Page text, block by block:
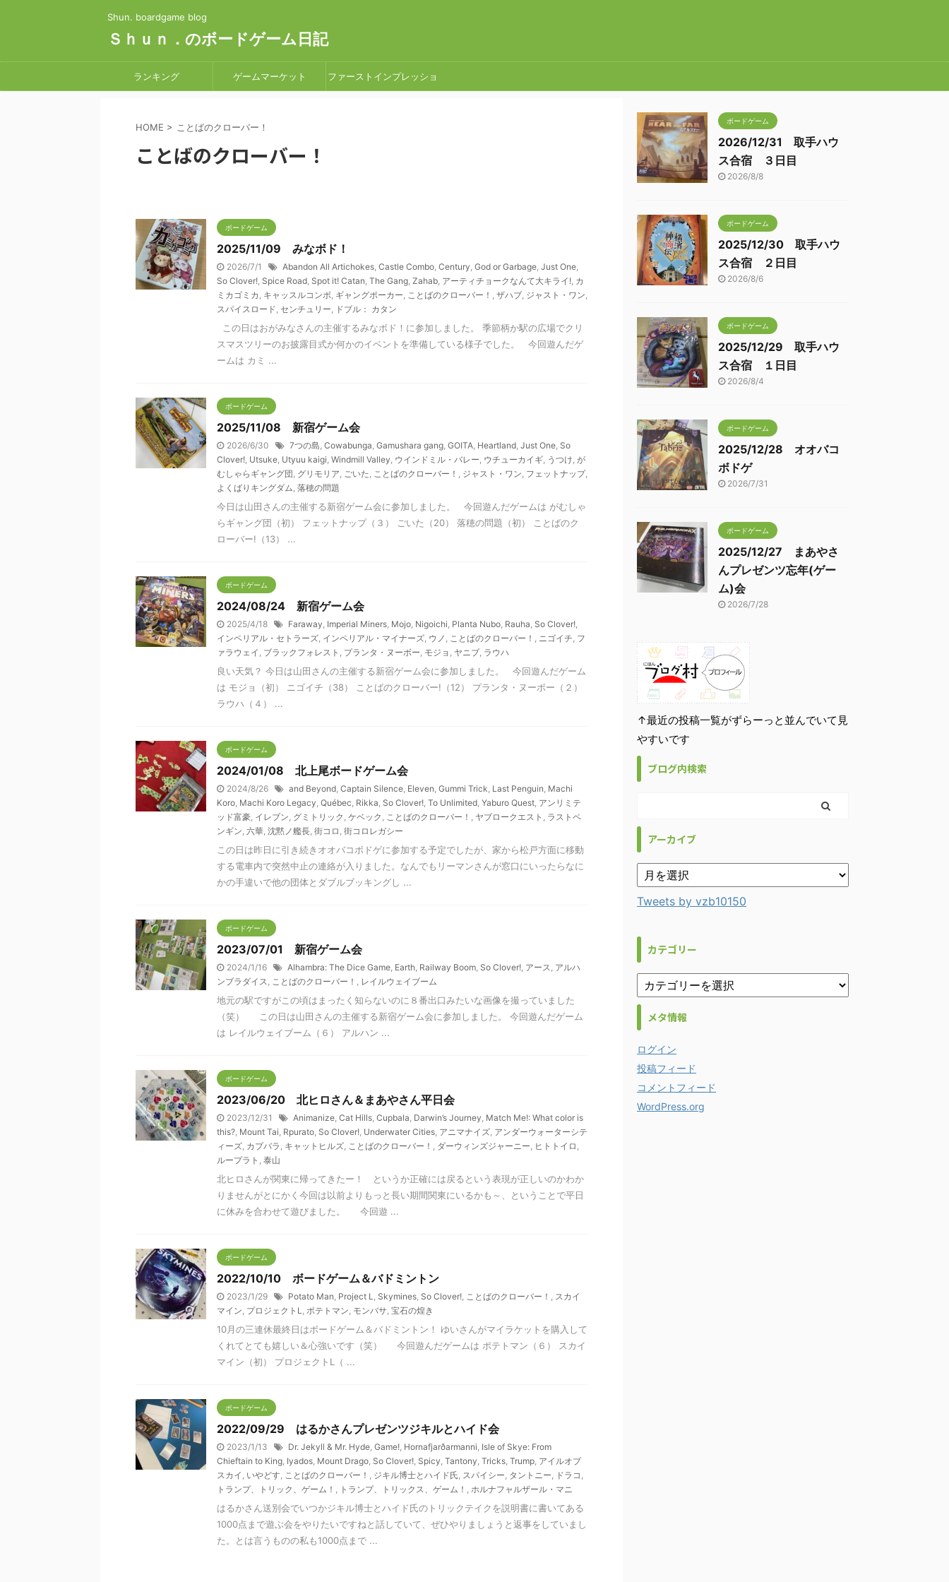
Shun. boardgame blog
Ｓｈｕｎ．のボードゲーム日記
ランキング ゲームマーケット ファーストインプレッショ
HOME > ことばのクローバー！
ことばのクローバー！
ボードゲーム
2025/11/09 みなボド！
2026/7/1 Abandon All Artichokes, Castle Combo, Century, God or Garbage, Just One,
So Clover!, Spice Road, Spot it! Catan, The Gang, Zahab, アーティチョークなんて大キライ!, カ
ミカゴミカ , キャッスルコンボ, ギャングポーカー, ことばのクローバー！ , ザハブ, ジャスト・ワン,
スパイスロード, センチュリー, ドブル： カタン
この日はおがみなさんの主催するみなボド！に参加しました。 季節柄か駅の広場でクリ
スマスツリーのお披露目式か何かのイベントを準備している様子でした。 今回遊んだゲ
ームは カミ ...
ボードゲーム
2025/11/08 新宿ゲーム会
2026/6/30 7つの島, Cowabunga, Gamushara gang, GOITA, Heartland, Just One, So
Clover!, Utsuke, Utyuu kaigi, Windmill Valley, ウインドミル・バレー, ウチューカイギ, うつけ, が
むしゃらギャング団, グリモリア, ごいた, ことばのクローバー！ , ジャスト・ワン, フェットナップ,
よくばりキングダム, 落穂の問題
今日は山田さんの主催する新宿ゲーム会に参加しました。 今回遊んだゲームは がむしゃ
らギャング団（初） フェットナップ（３） ごいた（20） 落穂の問題（初） ことばのク
ローバー!（13） ...
ボードゲーム
2024/08/24 新宿ゲーム会
2025/4/18 Faraway, Imperial Miners, Mojo, Nigoichi, Planta Nubo, Rauha, So Clover!,
インペリアル・セトラーズ, インペリアル・マイナーズ, ウノ , ことばのクローバー！ , ニゴイチ, フ
ァラウェイ , ブラックフォレスト , プランタ・ヌーボー, モジョ , ヤニブ, ラウハ
良い天気？ 今日は山田さんの主催する新宿ゲーム会に参加しました。 今回遊んだゲーム
は モジョ（初） ニゴイチ（38） ことばのクローバー!（12） プランタ・ヌーボー（２）
ラウハ（４） ...
ボードゲーム
2024/01/08 北上尾ボードゲーム会
2024/8/26 and Beyond, Captain Silence, Eleven, Gummi Trick, Last Penguin, Machi
Koro, Machi Koro Legacy, Québec, Rikka, So Clover!, To Unlimited, Yaburo Quest, アンリミテ
ッド富豪, イレブン, グミトリック , ケベック , ことばのクローバー！ , ヤブロークエスト , ラストペ
ンギン, 六華, 沈黙ノ艦長, 街コロ , 街コロレガシー
この日は昨日に引き続きオオバコボドゲに参加する予定でしたが、家から松戸方面に移動
する電車内で突然中止の連絡が入りました。なんでもリーマンさんが窓口にいったらなに
かの手違いで他の団体とダブルブッキングし ...
ボードゲーム
2023/07/01 新宿ゲーム会
2024/1/16 Alhambra: The Dice Game, Earth, Railway Boom, So Clover!, アース, アルハ
ンブラダイス, ことばのクローバー！ , レイルウェイブーム
地元の駅ですがこの頃はまったく知らないのに８番出口みたいな画像を撮っていました
（笑） この日は山田さんの主催する新宿ゲーム会に参加しました。 今回遊んだゲーム
は レイルウェイブーム（６） アルハン ...
ボードゲーム
2023/06/20 北ヒロさん＆まあやさん平日会
2023/12/31 Animanize, Cat Hills, Cupbala, Darwin’s Journey, Match Me!: What color is
this?, Mount Tai, Rpurato, So Clover!, Underwater Cities, アニマナイズ, アンダーウォーターシテ
ィーズ, カプバラ , キャットヒルズ, ことばのクローバー！ , ダーウィンズジャーニー, ヒトトイロ ,
ループラト , 泰山
北ヒロさんが関東に帰ってきたー！ というか正確には戻るという表現が正しいのかわか
りませんがとにかく今回は以前よりもっと長い期間関東にいるかも～、ということで平日
に休みを合わせて遊びました。 今回遊 ...
ボードゲーム
2022/10/10 ボードゲーム＆バドミントン
2023/1/29 Potato Man, Project L, Skymines, So Clover!, ことばのクローバー！ , スカイ
マイン, プロジェクトL, ポテトマン, モンバサ, 宝石の煌き
10月の三連休最終日はボードゲーム＆バドミントン！ ゆいさんがマイラケットを購入して
くれてとても嬉しい＆心強いです（笑） 今回遊んだゲームは ポテトマン（６） スカイ
マイン（初） プロジェクトL（ ...
ボードゲーム
2022/09/29 はるかさんプレゼンツジキルとハイド会
2023/1/13 Dr. Jekyll & Mr. Hyde, Game!, Hornafjarðarmanni, Isle of Skye: From
Chieftain to King, Iyados, Mount Drago, So Clover!, Spicy, Tantony, Tricks, Trump, アイルオブ
スカイ , いやどす, ことばのクローバー！ , ジキル博士とハイド氏, スパイシー, タントニー, ドラコ ,
トランプ、トリック、ゲーム！ , トランプ、トリックス、ゲーム！ , ホルナフャルザール・マニ
はるかさん送別会でいつかジキル博士とハイド氏のトリックテイクを説明書に書いてある
1000点まで遊ぶ会をやりたいですねと話していて、ぜひやりましょうと返事をしていまし
た。とは言うものの私も1000点まで ...
ボードゲーム
2026/12/31 取手ハウ
ス合宿 ３日目
2026/8/8
ボードゲーム
2025/12/30 取手ハウ
ス合宿 ２日目
2026/8/6
ボードゲーム
2025/12/29 取手ハウ
ス合宿 １日目
2026/8/4
ボードゲーム
2025/12/28 オオバコ
ボドゲ
2026/7/31
ボードゲーム
2025/12/27 まあやさ
んプレゼンツ忘年(ゲー
ム)会
2026/7/28
↑最近の投稿一覧がずらーっと並んでいて見
やすいです
ブログ内検索
アーカイブ
Tweets by vzb10150
カテゴリー
メタ情報
ログイン
投稿フィード
コメントフィード
WordPress.org